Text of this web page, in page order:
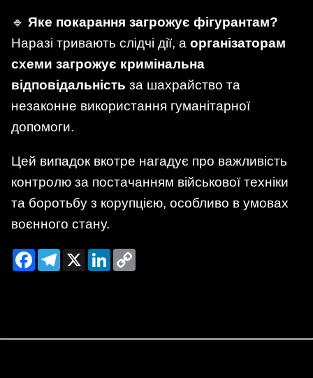
🔹 Яке покарання загрожує фігурантам?
Наразі тривають слідчі дії, а організаторам
схеми загрожує кримінальна
відповідальність за шахрайство та
незаконне використання гуманітарної
допомоги.
Цей випадок вкотре нагадує про важливість
контролю за постачанням військової техніки
та боротьбу з корупцією, особливо в умовах
воєнного стану.
FacebookTelegram
X LinkedIn